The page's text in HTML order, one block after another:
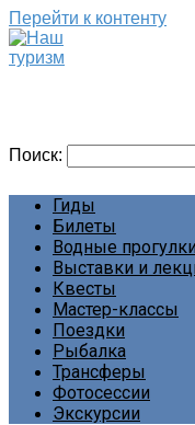
Перейти к контенту
Поиск:
Гиды
Билеты
Водные прогулки
Выставки и
Квесты
Мастер-классы
Поездки
Рыбалка
Трансферы
Фотосессии
Экскурсии